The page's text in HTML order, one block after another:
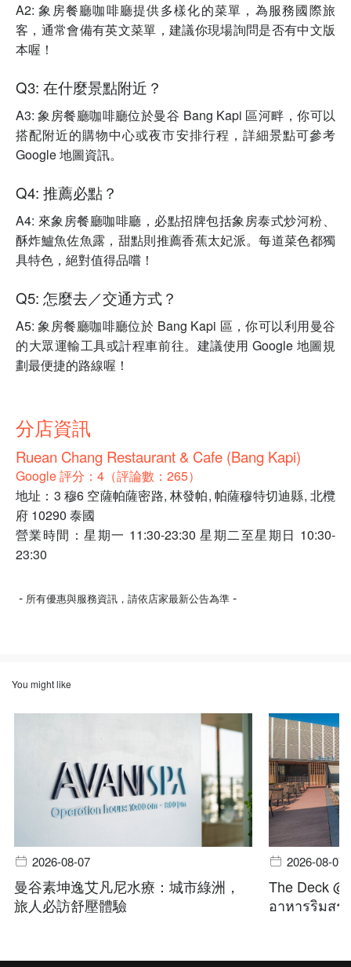
A2: 象房餐廳咖啡廳提供多樣化的菜單，為服務國際旅
客，通常會備有英文菜單，建議你現場詢問是否有中文版
本喔！
Q3: 在什麼景點附近？
A3: 象房餐廳咖啡廳位於曼谷 Bang Kapi 區河畔，你可以
搭配附近的購物中心或夜市安排行程，詳細景點可參考
Google 地圖資訊。
Q4: 推薦必點？
A4: 來象房餐廳咖啡廳，必點招牌包括象房泰式炒河粉、
酥炸鱸魚佐魚露，甜點則推薦香蕉太妃派。每道菜色都獨
具特色，絕對值得品嚐！
Q5: 怎麼去／交通方式？
A5: 象房餐廳咖啡廳位於 Bang Kapi 區，你可以利用曼谷
的大眾運輸工具或計程車前往。建議使用 Google 地圖規
劃最便捷的路線喔！
分店資訊
Ruean Chang Restaurant & Cafe (Bang Kapi)
Google 評分：4（評論數：265）
地址：3 穆6 空薩帕薩密路, 林發帕, 帕薩穆特切迪縣, 北欖
府 10290 泰國
營業時間：星期一 11:30-23:30 星期二至星期日 10:30-
23:30
- 所有優惠與服務資訊，請依店家最新公告為準 -
You might like
2026-08-07
曼谷素坤逸艾凡尼水療：城市綠洲，
旅人必訪舒壓體驗
2026-08-07
The Deck
อาหารริมสร